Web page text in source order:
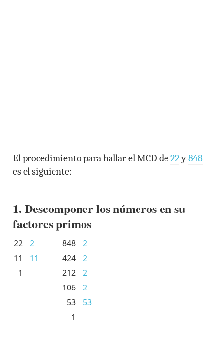
El procedimiento para hallar el MCD de22y848
es el siguiente:
1. Descomponer los números en su
factores primos
22
2
11
11
1
848
2
424
2
212
2
106
2
53
53
1